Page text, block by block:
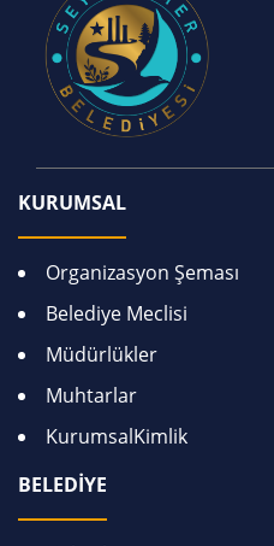
KURUMSAL
Organizasyon Şeması
Belediye Meclisi
Müdürlükler
Muhtarlar
KurumsalKimlik
BELEDİYE